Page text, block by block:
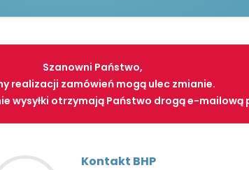
Szanowni Państwo,
realizacji zamówień mogą ulec zmianie.
wysyłki otrzymają Państwo drogą e-mailową
Kontakt BHP